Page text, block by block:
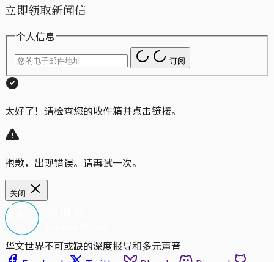
立即领取新闻信
个人信息
订阅
太好了！请检查您的收件箱并点击链接。
抱歉，出现错误。请再试一次。
关闭
华文世界不可或缺的深度报导和多元声音